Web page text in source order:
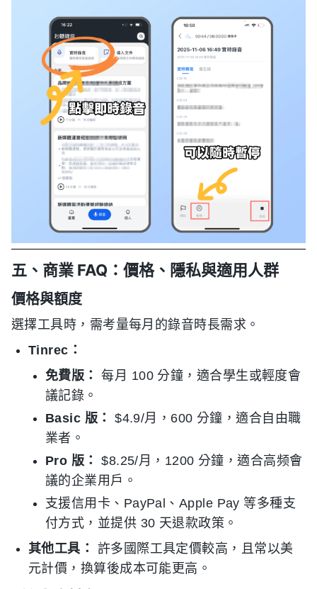
五、商業 FAQ：價格、隱私與適用人群
價格與額度
選擇工具時，需考量每月的錄音時長需求。
Tinrec：
免費版：
每月 100 分鐘，適合學生或輕度會
議記錄。
Basic 版：
$4.9/月，600 分鐘，適合自由職
業者。
Pro 版：
$8.25/月，1200 分鐘，適合高频會
議的企業用戶。
支援信用卡、PayPal、Apple Pay 等多種支
付方式，並提供 30 天退款政策。
其他工具：
許多國際工具定價較高，且常以美
元計價，換算後成本可能更高。